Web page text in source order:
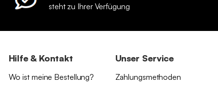
steht zu Ihrer Verfügung
Hilfe & Kontakt
Wo ist meine Bestellung?
Unser Service
Zahlungsmethoden